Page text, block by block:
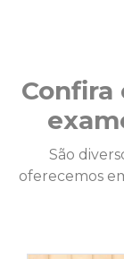
Confira
São
oferecemos